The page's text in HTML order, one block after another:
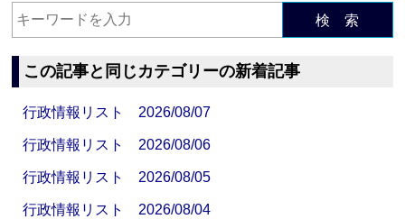
検 索
この記事と同じカテゴリーの新着記事
行政情報リスト 2026/08/07
行政情報リスト 2026/08/06
行政情報リスト 2026/08/05
行政情報リスト 2026/08/04